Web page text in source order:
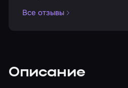
Все отзывы
Описание